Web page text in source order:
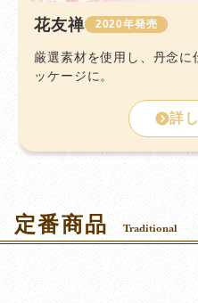
花友禅 2020
厳選素材を使用し、丹念
ッケージに。
詳
定番商品